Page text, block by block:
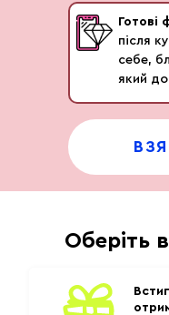
Як знайти
Вплив
рівно /
щоб не
Що всередині:
Бокове,
Що не
Готові
після
себе,
який
Оберіть